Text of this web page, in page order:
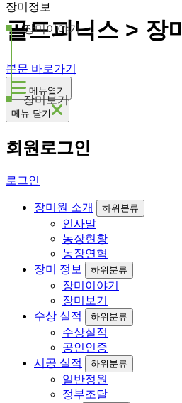
골드피닉스 > 장
본문 바로가기
메뉴열기
메뉴 닫기
회원로그인
로그인
장미원 소개 하위분류
인사말
농장현황
농장연혁
장미 정보
하위분류
장미이야기
장미보기
수상 실적
하위분류
수상실적
공인인증
시공 실적
하위분류
일반정원
정부조달
장미정보
장미이야기
장미보기